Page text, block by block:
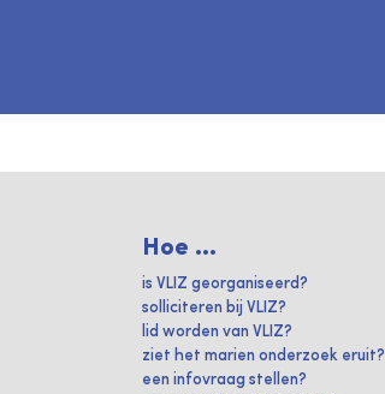
Hoe ...
is VLIZ georganiseerd?
solliciteren bij VLIZ?
lid worden van VLIZ?
ziet het marien onderzoek eruit?
een infovraag stellen?